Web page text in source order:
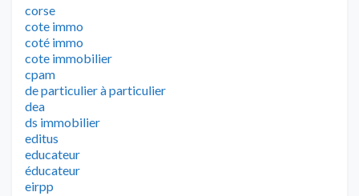
corse
cote immo
coté immo
cote immobilier
cpam
de particulier à particulier
dea
ds immobilier
editus
educateur
éducateur
eirpp